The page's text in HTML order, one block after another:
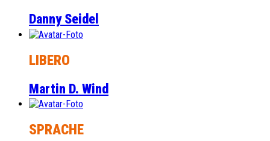
Danny Seidel
LIBERO
Martin D. Wind
SPRACHE